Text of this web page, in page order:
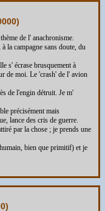
)
de l' anachronisme.
la campagne sans doute, du
s' écrase brusquement à
de moi. Le 'crash' de l' avion
de l'engin détruit. Je m'
précisément mais
lance des cris de guerre.
par la chose ; je prends une
bien que primitif) et je
)